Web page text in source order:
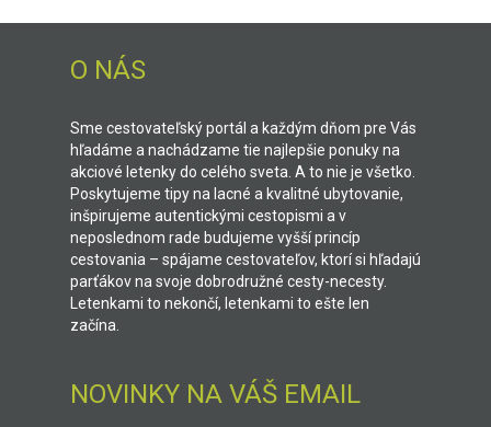
O NÁS
Sme cestovateľský portál a každým dňom pre Vás
hľadáme a nachádzame tie najlepšie ponuky na
akciové letenky do celého sveta. A to nie je všetko.
Poskytujeme tipy na lacné a kvalitné ubytovanie,
inšpirujeme autentickými cestopismi a v
neposlednom rade budujeme vyšší princíp
cestovania – spájame cestovateľov, ktorí si hľadajú
parťákov na svoje dobrodružné cesty-necesty.
Letenkami to nekončí, letenkami to ešte len
začína.
NOVINKY NA VÁŠ EMAIL